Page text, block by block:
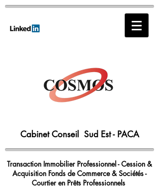
Cabinet Conseil Sud Est - PACA
Transaction Immobilier Professionnel - Cession &
Acquisition Fonds de Commerce & Sociétés -
Courtier en Prêts Professionnels